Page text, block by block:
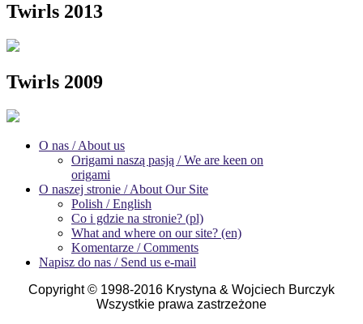
Twirls 2013
Twirls 2009
O nas / About us
Origami naszą pasją / We are keen on
origami
O naszej stronie / About Our Site
Polish / English
Co i gdzie na stronie? (pl)
What and where on our site? (en)
Komentarze / Comments
Napisz do nas / Send us e-mail
Copyright © 1998-2016 Krystyna & Wojciech Burczyk
Wszystkie prawa zastrzeżone